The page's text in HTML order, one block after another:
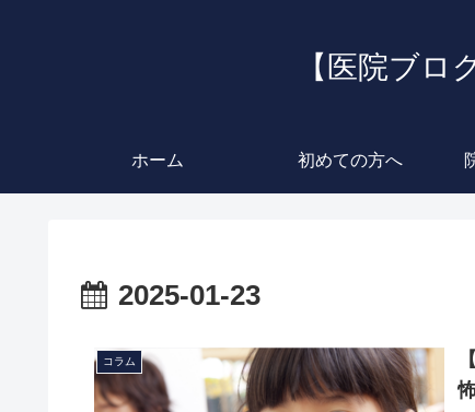
【医院ブロ
ホーム 初めての方へ
2025-01-23
コラム